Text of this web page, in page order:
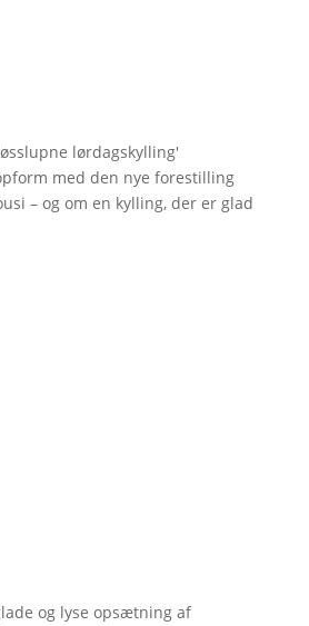
lørdagskylling'
med den nye forestilling
– og om en kylling, der er glad
og lyse opsætning af